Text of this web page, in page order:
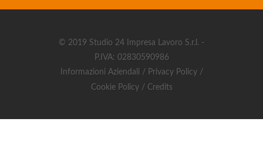
© 2019 Studio 24 Impresa Lavoro S.r.l. -
P.IVA: 02830590986
Informazioni Aziendali
Privacy Policy
Cookie Policy
Credits